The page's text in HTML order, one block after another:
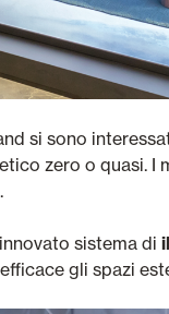
si sono
zero o quasi. I
sistema di
gli spazi